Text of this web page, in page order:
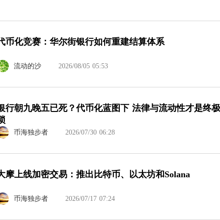
币化竞赛：华尔街银行如何重建结算体系
流动的沙 2026/08/05 05:53
行朝九晚五已死？代币化蓝图下 法律与流动性才是终
币海独步者 2026/07/30 06:28
摩上线加密交易：推出比特币、以太坊和Solana
币海独步者 2026/07/17 07:24